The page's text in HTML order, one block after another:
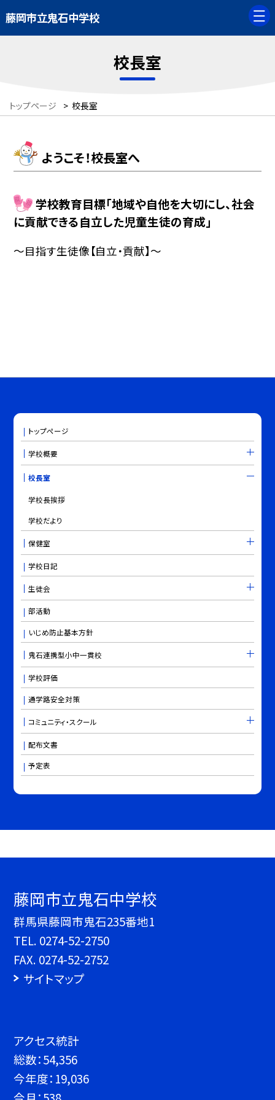
藤岡市立鬼石中学校
校長室
トップページ > 校長室
ようこそ！校長室へ
学校教育目標「地域や自他を大切にし、社会
に貢献できる自立した児童生徒の育成」
〜目指す生徒像【自立・貢献】〜
トップページ
学校概要
校長室
学校長挨拶
学校だより
保健室
学校日記
生徒会
部活動
いじめ防止基本方針
鬼石連携型小中一貫校
学校評価
通学路安全対策
コミュニティ・スクール
配布文書
予定表
藤岡市立鬼石中学校
群馬県藤岡市鬼石235番地1
TEL. 0274-52-2750
FAX. 0274-52-2752
サイトマップ
アクセス統計
総数：54,356
今年度： 19,036